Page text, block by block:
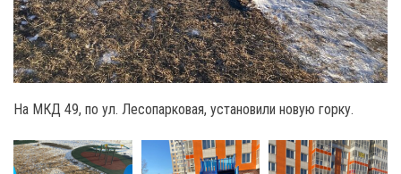
На МКД 49, по ул. Лесопарковая, установили новую горку.